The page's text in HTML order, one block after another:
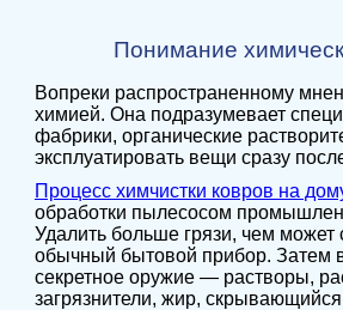
Понимание
Вопреки распространенному
химией. Она подразумевает
фабрики, органические
эксплуатировать вещи сразу
Процесс химчистки ковров на
обработки пылесосом
Удалить больше грязи, чем может
обычный бытовой прибор. Затем
секретное оружие — растворы,
загрязнители, жир,